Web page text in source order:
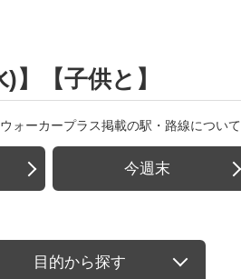
】【子供と】
ウォーカープラス掲載の駅・路線について
今週末
目的から探す